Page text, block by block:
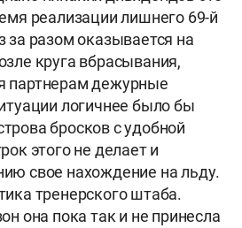
реализации лишнего 69-й
за разом оказывается на
круга вбрасывания,
партнерам дежурные
логичнее было бы
бросков с удобной
этого не делает и
свое нахождение на льду.
тренерского штаба.
она пока так и не принесла